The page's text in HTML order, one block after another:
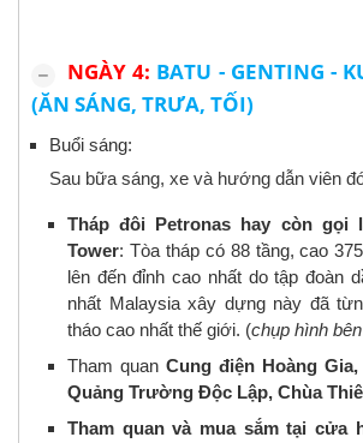
NGÀY 4: BATU - GENTING -
(ĂN SÁNG, TRƯA, TỐI)
Buổi sáng:
Sau bữa sáng, xe và hướng dẫn viên
Tháp đôi Petronas hay còn gọi
Tower: Tòa tháp có 88 tầng, cao
lên đến đỉnh cao nhất do tập đoàn
nhất Malaysia xây dựng này đã
tháo cao nhất thế giới. (chụp hình
Tham quan Cung điện Hoàng
Quảng Trường Độc Lập, Chùa
Tham quan và mua sắm tại cửa